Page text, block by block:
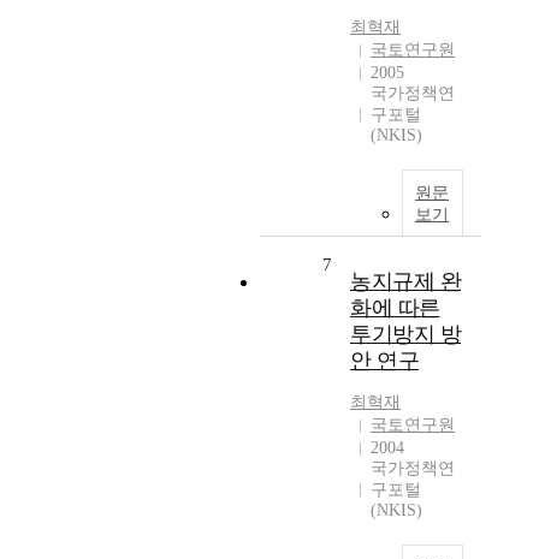
최혁재
국토연구원
2005
국가정책연
구포털
(NKIS)
원문
보기
7
농지규제 완
화에 따른
투기방지 방
안 연구
최혁재
국토연구원
2004
국가정책연
구포털
(NKIS)